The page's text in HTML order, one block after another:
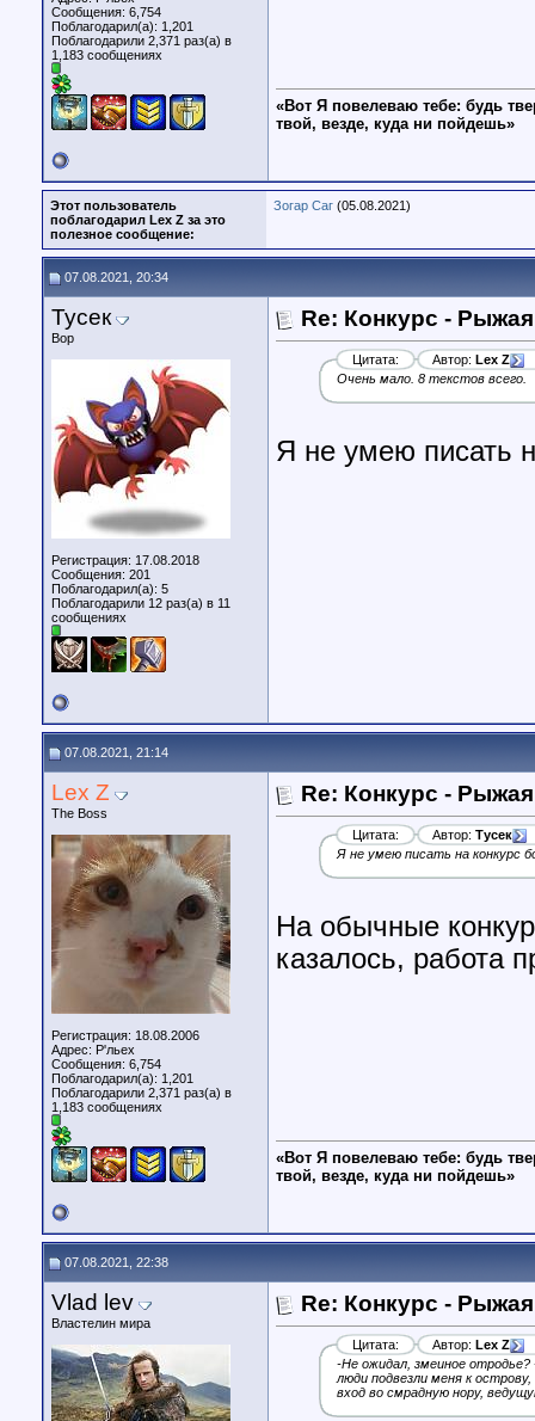
Сообщения: 6,754
Поблагодарил(а): 1,201
Поблагодарили 2,371 раз(а) в
1,183 сообщениях
«Вот Я повелеваю тебе: будь
твой, везде, куда ни пойдешь»
Этот пользователь
поблагодарил Lex Z за это
полезное сообщение:
Зогар Саг (05.08.2021)
07.08.2021, 20:34
Тусек
Вор
Регистрация: 17.08.2018
Сообщения: 201
Поблагодарил(а): 5
Поблагодарили 12 раз(а) в 11
сообщениях
Re: Конкурс -
Цитата: Автор: Lex Z
Очень мало. 8 текстов всего.
Я не умею писать
07.08.2021, 21:14
Lex Z
The Boss
Регистрация: 18.08.2006
Адрес: Р'льех
Сообщения: 6,754
Поблагодарил(а): 1,201
Поблагодарили 2,371 раз(а) в
1,183 сообщениях
Re: Конкурс -
Цитата: Автор: Тусек
Я не умею писать на конкурс
На обычные
казалось, работа
«Вот Я повелеваю тебе: будь
твой, везде, куда ни пойдешь»
07.08.2021, 22:38
Vlad lev
Властелин мира
Re: Конкурс -
Цитата: Автор: Lex Z
-Не ожидал, змеиное отродье?
люди подвезли меня к
вход во смрадную нору,